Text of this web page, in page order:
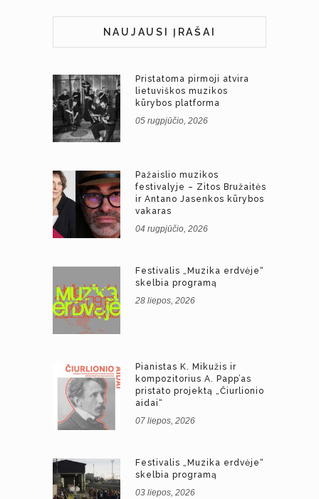
NAUJAUSI ĮRAŠAI
Pristatoma pirmoji atvira
lietuviškos muzikos
kūrybos platforma
05 rugpjūčio, 2026
Pažaislio muzikos
festivalyje – Zitos Bružaitės
ir Antano Jasenkos kūrybos
vakaras
04 rugpjūčio, 2026
Festivalis „Muzika erdvėje“
skelbia programą
28 liepos, 2026
Pianistas K. Mikužis ir
kompozitorius A. Papp’as
pristato projektą „Čiurlionio
aidai“
07 liepos, 2026
Festivalis „Muzika erdvėje“
skelbia programą
03 liepos, 2026